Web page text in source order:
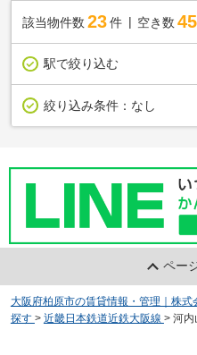
該当物件数 23件 空き数 45
駅で絞り込む
絞り込み条件： なし
ペー
大阪府柏原市の賃貸情報・管理｜株式
探す > 近畿日本鉄道近鉄大阪線 > 河内